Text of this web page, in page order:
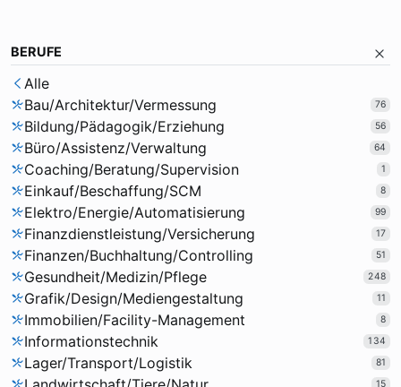
BERUFE
Alle
Bau/Architektur/Vermessung
76
Bildung/Pädagogik/Erziehung 56
Büro/Assistenz/Verwaltung 64
Coaching/Beratung/Supervision 1
Einkauf/Beschaffung/SCM 8
Elektro/Energie/Automatisierung 99
Finanzdienstleistung/Versicherung 17
Finanzen/Buchhaltung/Controlling 51
Gesundheit/Medizin/Pflege 248
Grafik/Design/Mediengestaltung 11
Immobilien/Facility-Management 8
Informationstechnik 134
Lager/Transport/Logistik 81
15